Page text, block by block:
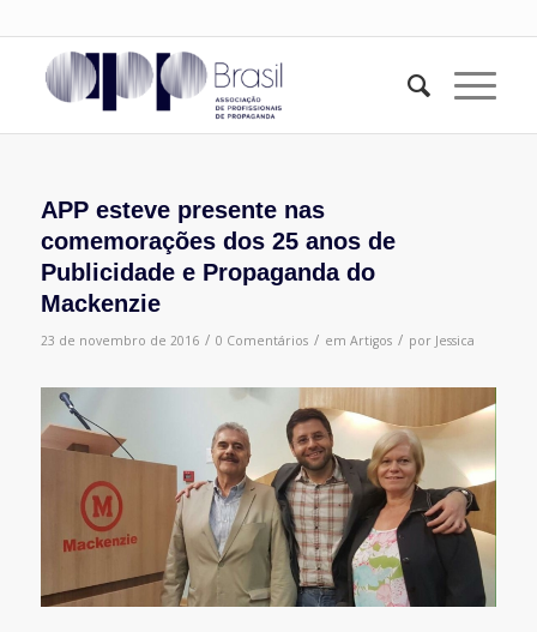
APP esteve presente nas
comemorações dos 25 anos de
Publicidade e Propaganda do
Mackenzie
23 de novembro de 2016 / 0 Comentários / em Artigos / por Jessica